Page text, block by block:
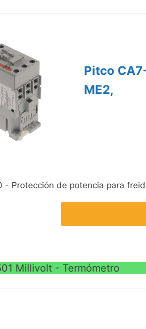
Pitco
ME2,
Protección de potencia para
Millivolt - Termómetro